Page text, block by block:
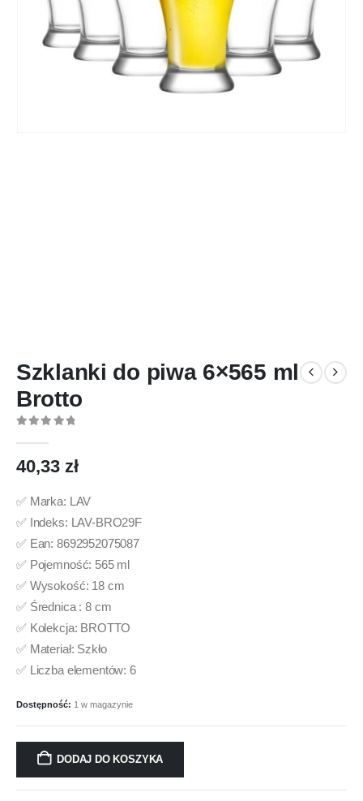
Szklanki do piwa 6×565 ml
Brotto
40,33 zł
✅ Marka: LAV
✅ Indeks: LAV-BRO29F
✅ Ean: 8692952075087
✅ Pojemność: 565 ml
✅ Wysokość: 18 cm
✅ Średnica : 8 cm
✅ Kolekcja: BROTTO
✅ Materiał: Szkło
✅ Liczba elementów: 6
Dostępność: 1 w magazynie
DODAJ DO KOSZYKA